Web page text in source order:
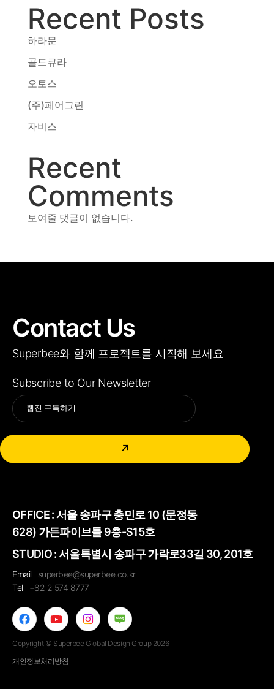
Recent Posts
하라문
골드큐라
오토스
(주)페어그린
자비스
Recent
Comments
보여줄 댓글이 없습니다.
Contact Us
Superbee와 함께 프로젝트를 시작해 보세요
Subscribe to Our Newsletter
↗
Alternative:
OFFICE :서울 송파구 충민로 10 (문정동
628) 가든파이브툴 9층-S15호
STUDIO : 서울특별시 송파구 가락로33길 30, 201호
Email
superbee@superbee.co.kr
Tel
+82 2 574 8777
Copyright © Superbee Global Design Group 2026
개인정보처리방침